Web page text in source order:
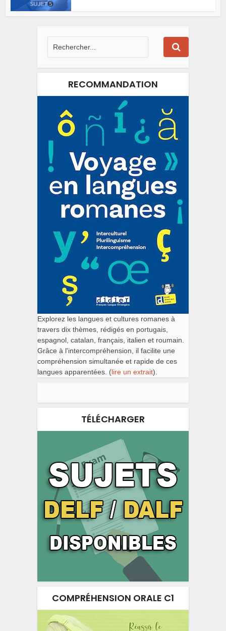
RECOMMANDATION
Explorez les langues et cultures romanes à
travers dix thèmes, rédigés en portugais,
espagnol, catalan, français, italien et roumain.
Grâce à l'intercompréhension, il facilite une
compréhension simultanée et rapide de ces
langues apparentées. (lire un extrait).
TÉLÉCHARGER
COMPRÉHENSION ORALE C1